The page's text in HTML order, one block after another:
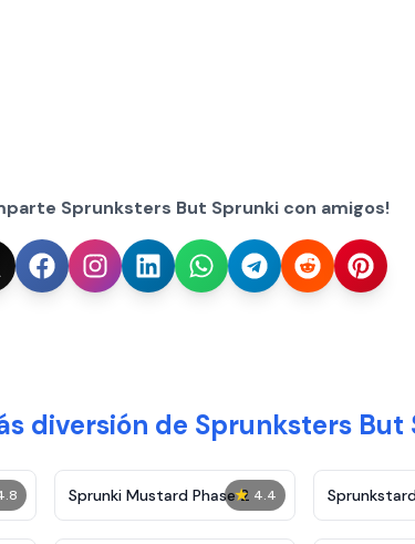
Sprunksters But Sprunki con amigos!
diversión de Sprunksters But
★ 4.4
Sprunki Mustard Phase 2